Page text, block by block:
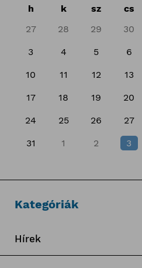
h
k sz cs
27
28 29 30
3 4 5 6
10 11 12 13
17 18 19 20
24 25 26 27
31 1 2 3
Kategóriák
Hírek